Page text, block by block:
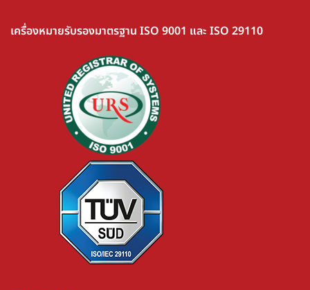
เครื่องหมายรับรองมาตรฐาน ISO 9001 และ ISO 29110